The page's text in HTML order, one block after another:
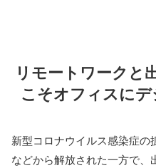
リモートワークと
こそオフィスに
新型コロナウイルス感染症の
などから解放された一方で、